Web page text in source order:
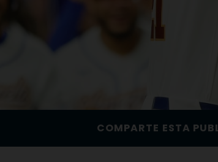
COMPARTE ESTA